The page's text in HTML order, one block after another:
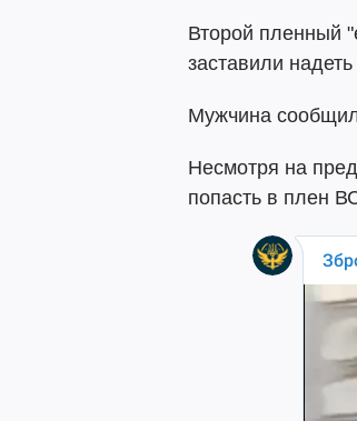
Второй пленный
заставили
Мужчина
Несмотря на
попасть в плен